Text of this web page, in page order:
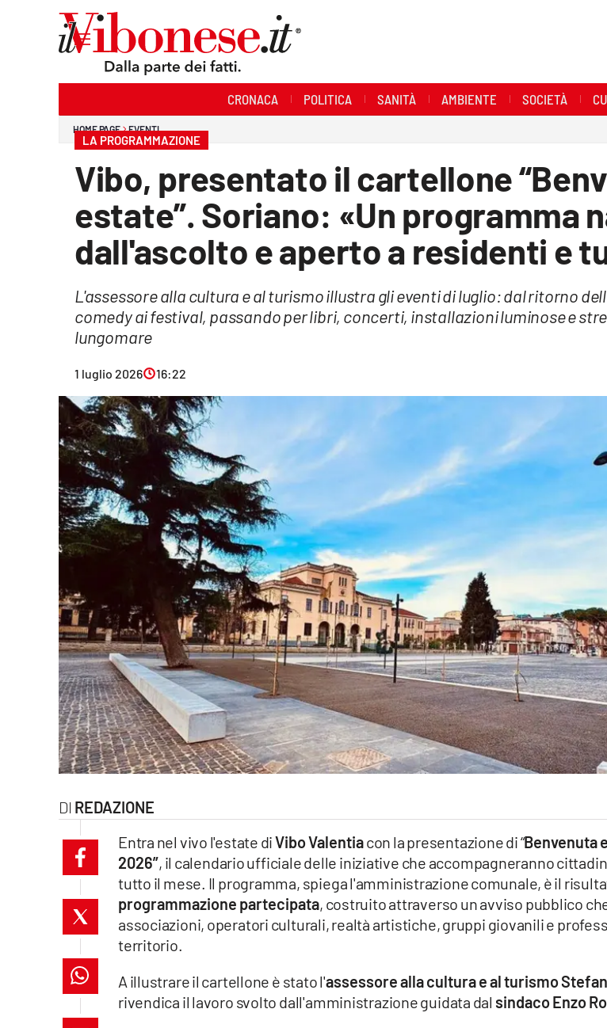
Economia e Lavoro
Streaming
Lac Network
lacitymag.it
cosenzachannel.it
catanzarochannel.it
lacapitalenews.it
CRONACA POLITICA SANITÀ AMBIENTE SOCIETÀ
HOME PAGE EVENTI
LA PROGRAMMAZIONE
Vibo, presentato il cartellone
estate”. Soriano: «Un programma
dall'ascolto e aperto a residenti e
L'assessore alla cultura e al turismo illustra gli eventi di luglio: dal ritorno
comedy ai festival, passando per libri, concerti, installazioni luminose e
lungomare
1 luglio 2026 16:22
REDAZIONE
Entra nel vivo l'estate diVibo Valentiacon la presentazione di “Benvenuta
2026”, il calendario ufficiale delle iniziative che accompagneranno
tutto il mese. Il programma, spiega l'amministrazione comunale, è il
programmazione partecipata, costruito attraverso un avviso pubblico
associazioni, operatori culturali, realtà artistiche, gruppi giovanili e
territorio.
A illustrare il cartellone è stato l'assessore alla cultura e al turismo
rivendica il lavoro svolto dall'amministrazione guidata dal sindaco Enzo